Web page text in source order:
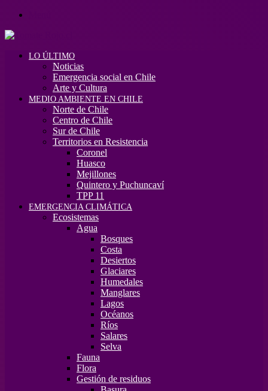
LO ÚLTIMO
Noticias
Emergencia social en Chile
Arte y Cultura
MEDIO AMBIENTE EN CHILE
Norte de Chile
Centro de Chile
Sur de Chile
Territorios en Resistencia
Coronel
Huasco
Mejillones
Quintero y Puchuncaví
TPP 11
EMERGENCIA CLIMÁTICA
Ecosistemas
Agua
Bosques
Costa
Desiertos
Glaciares
Humedales
Manglares
Lagos
Océanos
Ríos
Salares
Selva
Fauna
Flora
Gestión de residuos